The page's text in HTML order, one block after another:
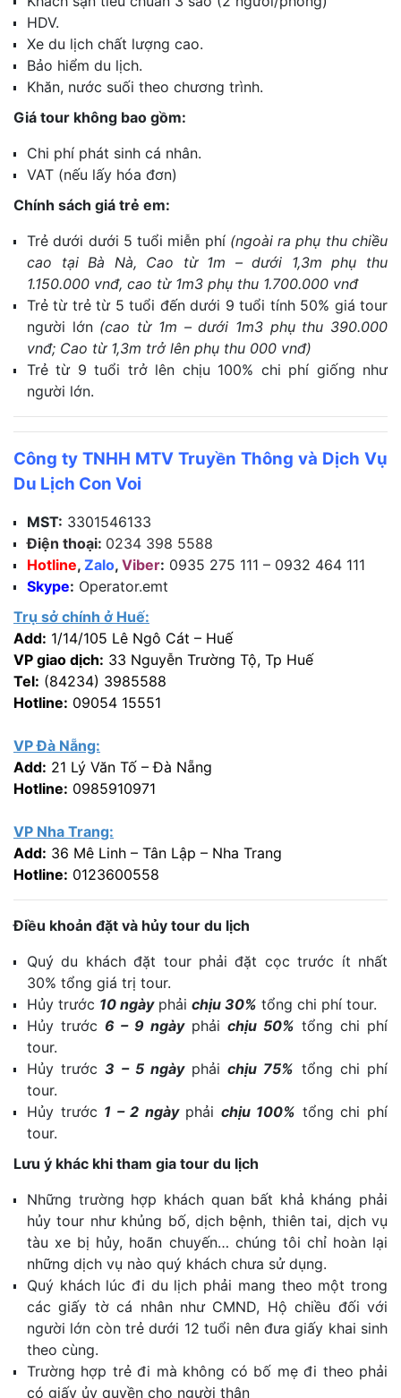
HDV.
Xe du lịch chất lượng cao.
Bảo hiểm du lịch.
Khăn, nước suối theo chương trình.
Giá tour không bao gồm:
Chi phí phát sinh cá nhân.
VAT (nếu lấy hóa đơn)
Chính sách giá trẻ em:
Trẻ dưới dưới 5 tuổi miễn phí (ngoài ra phụ thu chiều
cao tại Bà Nà, Cao từ 1m – dưới 1,3m phụ thu
1.150.000 vnđ, cao từ 1m3 phụ thu 1.700.000 vnđ
Trẻ từ trẻ từ 5 tuổi đến dưới 9 tuổi tính 50% giá tour
người lớn(cao từ 1m – dưới 1m3 phụ thu 390.000
vnđ; Cao từ 1,3m trở lên phụ thu 000 vnđ)
Trẻ từ 9 tuổi trở lên chịu 100% chi phí giống như
người lớn.
Công ty TNHH MTV Truyền Thông và Dịch Vụ
Du Lịch Con Voi
MST: 3301546133
Điện thoại: 0234 398 5588
Hotline, Zalo, Viber: 0935 275 111 – 0932 464 111
Skype: Operator.emt
Trụ sở chính ở Huế:
Add: 1/14/105 Lê Ngô Cát – Huế
VP giao dịch: 33 Nguyễn Trường Tộ, Tp Huế
Tel: (84234) 3985588
Hotline: 09054 15551
VP Đà Nẵng:
Add: 21 Lý Văn Tố – Đà Nẵng
Hotline: 0985910971
VP Nha Trang:
Add: 36 Mê Linh – Tân Lập – Nha Trang
Hotline: 0123600558
Điều khoản đặt và hủy tour du lịch
Quý du khách đặt tour phải đặt cọc trước ít nhất
30% tổng giá trị tour.
Hủy trước 10 ngàyphải chịu 30% tổng chi phí tour.
Hủy trước 6 – 9 ngàyphải chịu 50% tổng chi phí
tour.
Hủy trước3 – 5 ngàyphảichịu 75% tổng chi phí
tour.
Hủy trước 1 – 2 ngàyphải chịu 100% tổng chi phí
tour.
Lưu ý khác khi tham gia tour du lịch
Những trường hợp khách quan bất khả kháng phải
hủy tour như khủng bố, dịch bệnh, thiên tai, dịch vụ
tàu xe bị hủy, hoãn chuyến… chúng tôi chỉ hoàn lại
những dịch vụ nào quý khách chưa sử dụng.
Quý khách lúc đi du lịch phải mang theo một trong
các giấy tờ cá nhân như CMND, Hộ chiều đối với
người lớn còn trẻ dưới 12 tuổi nên đưa giấy khai sinh
theo cùng.
Trường hợp trẻ đi mà không có bố mẹ đi theo phải
có giấy ủy quyền cho người thân